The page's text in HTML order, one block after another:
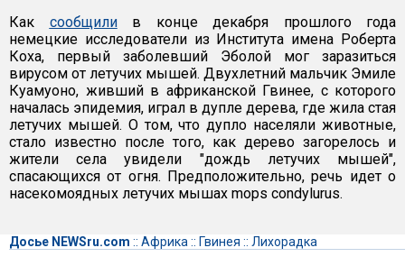
Как сообщилив конце декабря прошлого года
немецкие исследователи из Института имена Роберта
Коха, первый заболевший Эболой мог заразиться
вирусом от летучих мышей. Двухлетний мальчик Эмиле
Куамуоно, живший в африканской Гвинее, с которого
началась эпидемия, играл в дупле дерева, где жила стая
летучих мышей. О том, что дупло населяли животные,
стало известно после того, как дерево загорелось и
жители села увидели "дождь летучих мышей",
спасающихся от огня. Предположительно, речь идет о
насекомоядных летучих мышах mops condylurus.
Досье NEWSru.com :: Африка :: Гвинея :: Лихорадка